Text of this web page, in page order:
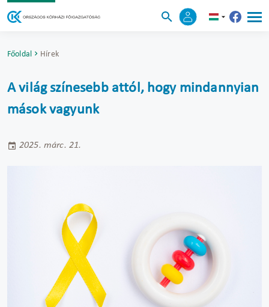
Főoldal Hírek
A világ színesebb attól, hogy mindannyian
mások vagyunk
2025. márc. 21.